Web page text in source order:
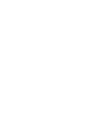
邊還有四間
息區的